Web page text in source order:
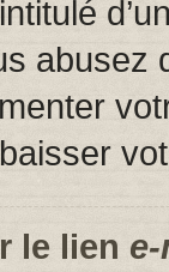
le lien